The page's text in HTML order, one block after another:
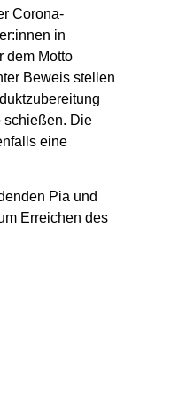
Corona-
in
dem Motto
Beweis stellen
schießen. Die
eine
Pia und
Erreichen des